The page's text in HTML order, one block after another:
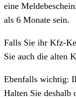
eine
als 6 Monate sein.
Falls Sie ihr Kfz-
Sie auch die alten
Ebenfalls wichtig:
Halten Sie deshalb